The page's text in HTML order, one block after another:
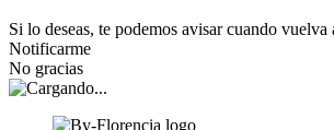
Si lo deseas, te podemos avisar cuando vuelva
Notificarme
No gracias